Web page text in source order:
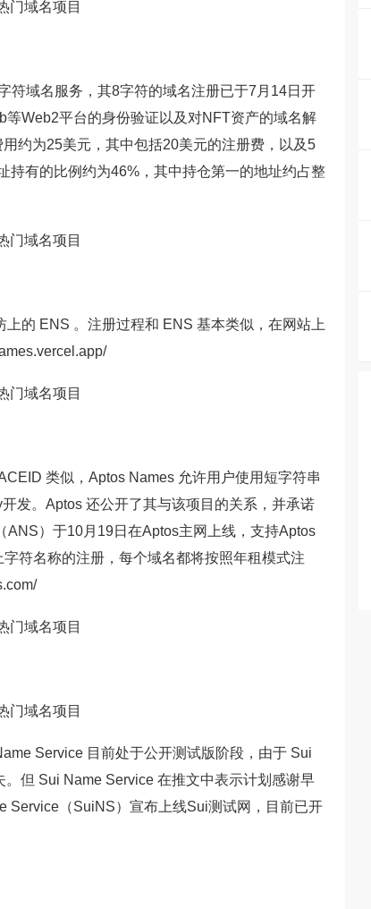
符域名服务，其8字符的域名注册已于7月14日开
Web2平台的身份验证以及对NFT资产的域名解
约为25美元，其中包括20美元的注册费，以及5
持有的比例约为46%，其中持仓第一的地址约占整
的 ENS 。注册过程和 ENS 基本类似，在网站上
类似，Aptos Names 允许用户使用短字符串
发。Aptos 还公开了其与该项目的关系，并承诺
）于10月19日在Aptos主网上线，支持Aptos
符名称的注册，每个域名都将按照年租模式注
Service 目前处于公开测试版阶段，由于 Sui
但 Sui Name Service 在推文中表示计划感谢早
Service（SuiNS）宣布上线Sui测试网，目前已开